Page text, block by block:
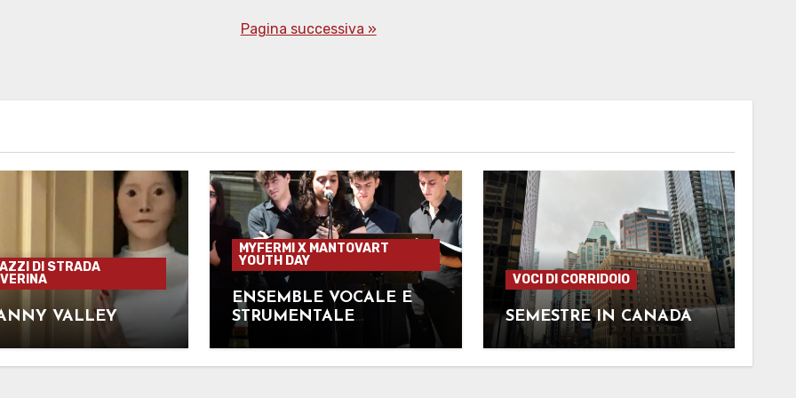
Pagina successiva »
DI STRADA
VALLEY
MYFERMI X MANTOVART
YOUTH DAY
ENSEMBLE VOCALE E
STRUMENTALE
PROPOSTO DALL’ESTE
VOCI DI CORRIDOIO
SEMESTRE IN CANADA